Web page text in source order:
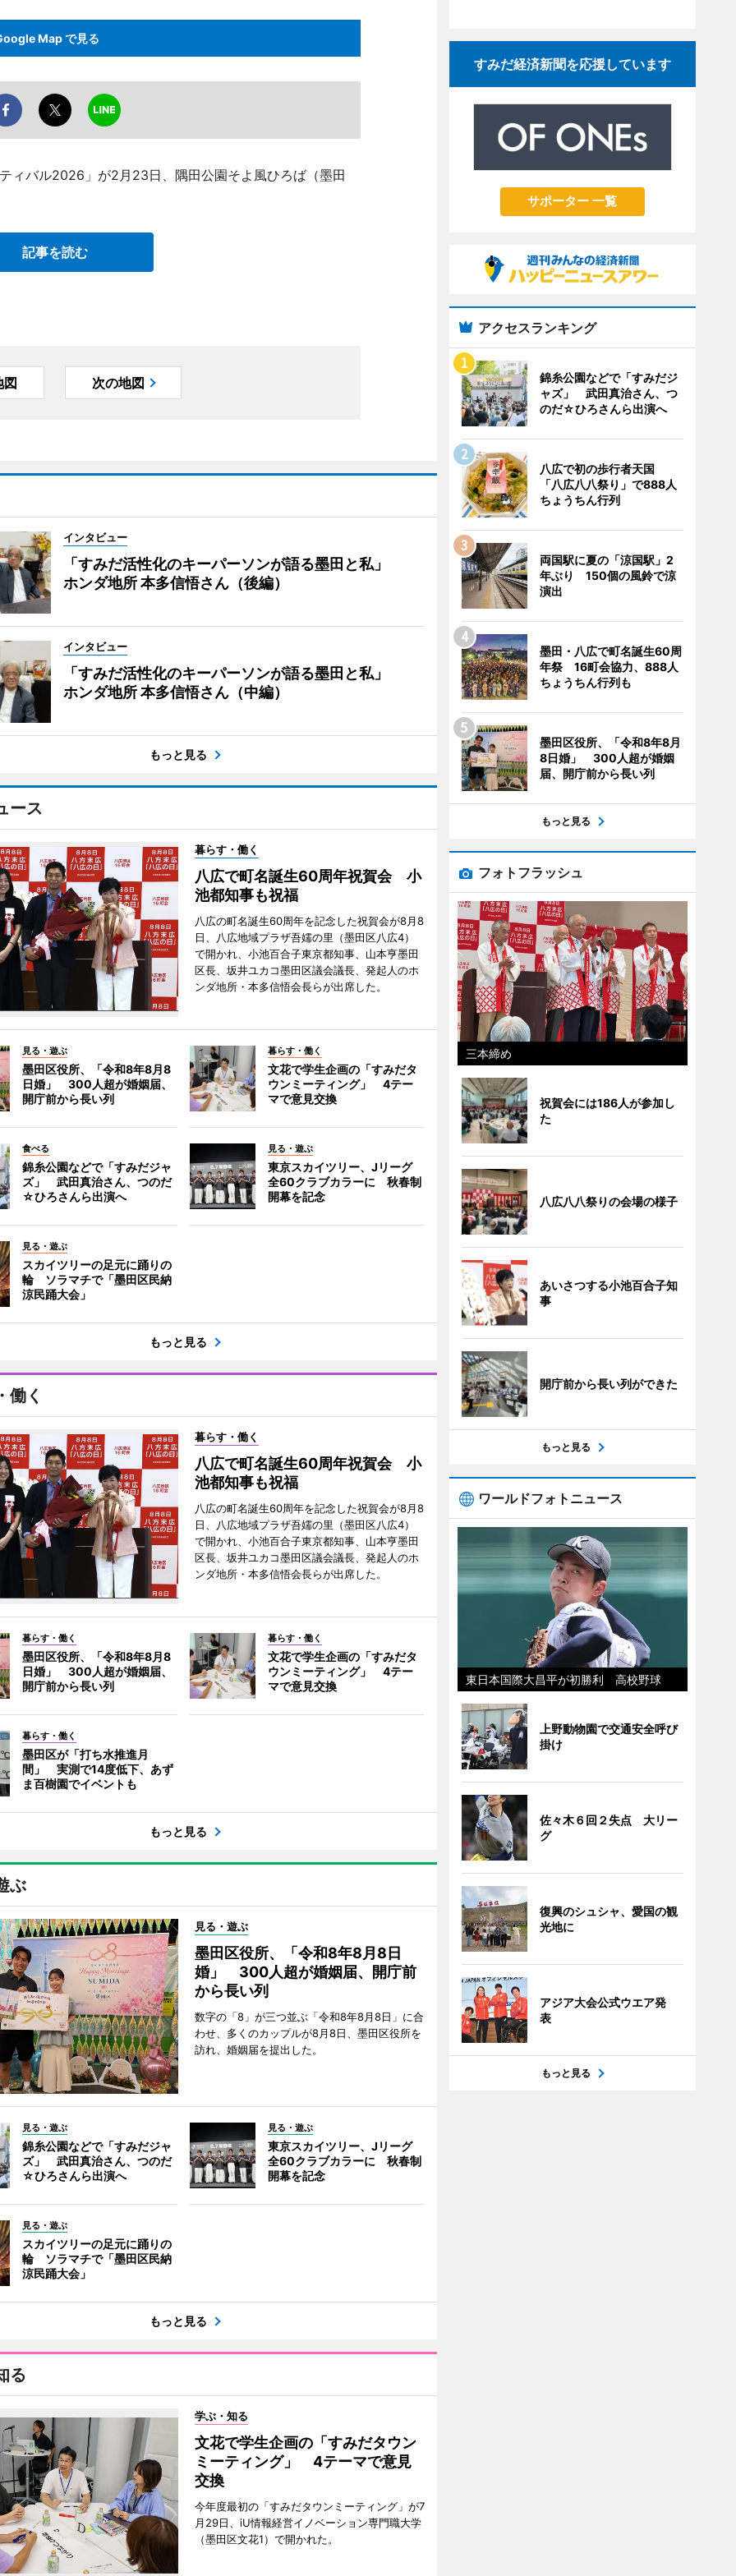
Map で見る
ィバル2026」が2月23日、隅田公園そよ風ひろば（墨田
記事を読む
図 次の地図
インタビュー
「すみだ活性化のキーパーソンが語る墨田と私」
ホンダ地所 本多信悟さん（後編）
インタビュー
「すみだ活性化のキーパーソンが語る墨田と私」
ホンダ地所 本多信悟さん（中編）
もっと見る
ース
暮らす・働く
八広で町名誕生60周年祝賀会 小
池都知事も祝福
八広の町名誕生60周年を記念した祝賀会が8月8
日、八広地域プラザ吾嬬の里（墨田区八広4）
で開かれ、小池百合子東京都知事、山本亨墨田
区長、坂井ユカコ墨田区議会議長、発起人のホ
ンダ地所・本多信悟会長らが出席した。
見る・遊ぶ
墨田区役所、「令和8年8月8
日婚」 300人超が婚姻届、
開庁前から長い列
暮らす・働く
文花で学生企画の「すみだタ
ウンミーティング」 4テー
マで意見交換
食べる
錦糸公園などで「すみだジャ
ズ」 武田真治さん、つのだ
☆ひろさんら出演へ
見る・遊ぶ
東京スカイツリー、Jリーグ
全60クラブカラーに 秋春制
開幕を記念
見る・遊ぶ
スカイツリーの足元に踊りの
輪 ソラマチで「墨田区民納
涼民踊大会」
もっと見る
働く
暮らす・働く
八広で町名誕生60周年祝賀会 小
池都知事も祝福
八広の町名誕生60周年を記念した祝賀会が8月8
日、八広地域プラザ吾嬬の里（墨田区八広4）
で開かれ、小池百合子東京都知事、山本亨墨田
区長、坂井ユカコ墨田区議会議長、発起人のホ
ンダ地所・本多信悟会長らが出席した。
暮らす・働く
墨田区役所、「令和8年8月8
日婚」 300人超が婚姻届、
開庁前から長い列
暮らす・働く
文花で学生企画の「すみだタ
ウンミーティング」 4テー
マで意見交換
暮らす・働く
墨田区が「打ち水推進月
間」 実測で14度低下、あず
ま百樹園でイベントも
もっと見る
ぶ
見る・遊ぶ
墨田区役所、「令和8年8月8日
婚」 300人超が婚姻届、開庁前
から長い列
数字の「8」が三つ並ぶ「令和8年8月8日」に合
わせ、多くのカップルが8月8日、墨田区役所を
訪れ、婚姻届を提出した。
見る・遊ぶ
錦糸公園などで「すみだジャ
ズ」 武田真治さん、つのだ
☆ひろさんら出演へ
見る・遊ぶ
東京スカイツリー、Jリーグ
全60クラブカラーに 秋春制
開幕を記念
見る・遊ぶ
スカイツリーの足元に踊りの
輪 ソラマチで「墨田区民納
涼民踊大会」
もっと見る
る
学ぶ・知る
文花で学生企画の「すみだタウン
ミーティング」 4テーマで意見
交換
今年度最初の「すみだタウンミーティング」が7
月29日、iU情報経営イノベーション専門職大学
（墨田区文花1）で開かれた。
すみだ経済新聞を応援しています
サポーター 一覧
アクセスランキング
錦糸公園などで「すみだジ
ャズ」 武田真治さん、つ
のだ☆ひろさんら出演へ
八広で初の歩行者天国
「八広八八祭り」で888人
ちょうちん行列
両国駅に夏の「涼国駅」2
年ぶり 150個の風鈴で涼
演出
墨田・八広で町名誕生60周
年祭 16町会協力、888人
ちょうちん行列も
墨田区役所、「令和8年8月
8日婚」 300人超が婚姻
届、開庁前から長い列
もっと見る
フォトフラッシュ
三本締め
祝賀会には186人が参加し
た
八広八八祭りの会場の様子
あいさつする小池百合子知
事
開庁前から長い列ができた
もっと見る
ワールドフォトニュース
東日本国際大昌平が初勝利 高校野球
上野動物園で交通安全呼び
掛け
佐々木６回２失点 大リー
グ
復興のシュシャ、愛国の観
光地に
アジア大会公式ウエア発
表
もっと見る